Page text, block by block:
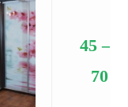
45 —
70